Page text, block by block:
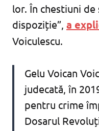
lor. În chestiuni
dispoziție”, a
Voiculescu.
Gelu Voican
judecată, în
pentru crime
Dosarul